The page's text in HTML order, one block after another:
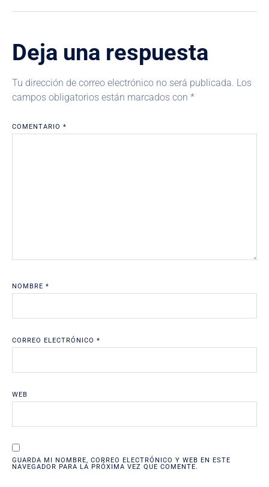
Deja una respuesta
Tu dirección de correo electrónico no será publicada. Los
campos obligatorios están marcados con *
COMENTARIO *
NOMBRE *
CORREO ELECTRÓNICO *
WEB
GUARDA MI NOMBRE, CORREO ELECTRÓNICO Y WEB EN ESTE
NAVEGADOR PARA LA PRÓXIMA VEZ QUE COMENTE.